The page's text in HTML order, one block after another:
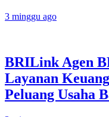
3 minggu ago
BRILink Agen
Layanan
Peluang Usaha